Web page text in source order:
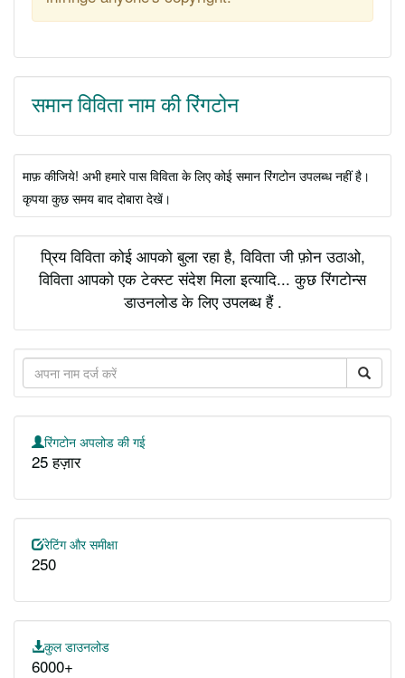
समान विविता नाम की रिंगटोन
माफ़ कीजिये! अभी हमारे पास विविता के लिए कोई समान रिंगटोन उपलब्ध नहीं है।
कृपया कुछ समय बाद दोबारा देखें।
प्रिय विविता कोई आपको बुला रहा है, विविता जी फ़ोन उठाओ,
विविता आपको एक टेक्स्ट संदेश मिला इत्यादि... कुछ रिंगटोन्स
डाउनलोड के लिए उपलब्ध हैं .
रिंगटोन अपलोड की गई
25 हज़ार
रेटिंग और समीक्षा
250
कुल डाउनलोड
6000+